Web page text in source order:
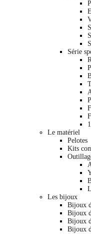
Série
Le matériel
Pelotes
Kits
Les bijoux
Bijoux
Bijoux
Bijoux
Bijoux